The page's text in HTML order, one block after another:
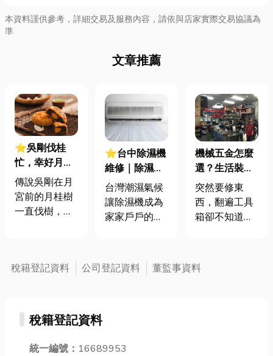
本資料謹供參考，詳細交易及服務內容，請依與店家實際交易協議為
準
文章推薦
⭐吳剛伐桂
忙，幸好月餅
解饞慌｜中秋
賞月點心指南
<一>
傳說吳剛在月
宮前的月桂樹
一直伐樹，到
桂，人間的我
時和家人、朋
友團聚在一起
賞月。那團聚
⭐台中除濕機
維修｜除濕機
不除濕、漏水
怎麼辦？常見
故障原因分析
台灣潮濕氣候
讓除濕機成為
家家戶戶的必
水、不除濕、
發出怪聲或跳
許多人第一時
機械五金怎麼
選？生活裝修
不踩雷！搞懂
五金分類，人
人都是工程通
突然要修東
西，翻遍工具
箱卻不知道少
潢，走進五金
行卻一頭霧
稅籍登記資料 公司登記資料 董監事資料
稅籍登記資料
統一編號： 16689953